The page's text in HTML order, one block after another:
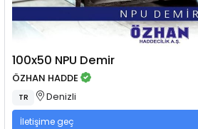
100x50 NPU Demir
ÖZHAN HADDE
TR Denizli
İletişime geç